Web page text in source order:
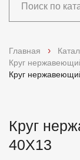
Услуги
Доставка и
Главная
Круг
Круг
Круг
40Х13